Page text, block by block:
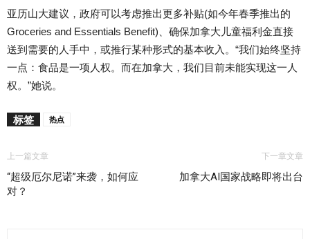
亚历山大建议，政府可以考虑推出更多补贴(如今年春季推出的
Groceries and Essentials Benefit)、确保加拿大儿童福利金直接
送到需要的人手中，或推行某种形式的基本收入。“我们始终坚持
一点：食品是一项人权。而在加拿大，我们目前未能实现这一人
权。”她说。
标签 热点
上一篇文章
“超级厄尔尼诺”来袭，如何应
对？
下一章文章
加拿大AI国家战略即将出台